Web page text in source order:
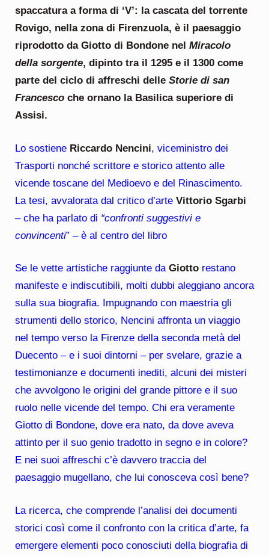
spaccatura a forma di ‘V’: la cascata del torrente
Rovigo, nella zona di Firenzuola, è il paesaggio
riprodotto da Giotto di Bondone nel Miracolo
della sorgente, dipinto tra il 1295 e il 1300 come
parte del ciclo di affreschi delle Storie di san
Francescoche ornano la Basilica superiore di
Assisi.
Lo sostiene Riccardo Nencini, viceministro dei
Trasporti nonché scrittore e storico attento alle
vicende toscane del Medioevo e del Rinascimento.
La tesi, avvalorata dal critico d’arte Vittorio Sgarbi
– che ha parlato di “confronti suggestivi e
convincenti” – è al centro del libro
Se le vette artistiche raggiunte da Giottorestano
manifeste e indiscutibili, molti dubbi aleggiano ancora
sulla sua biografia. Impugnando con maestria gli
strumenti dello storico, Nencini affronta un viaggio
nel tempo verso la Firenze della seconda metà del
Duecento – e i suoi dintorni – per svelare, grazie a
testimonianze e documenti inediti, alcuni dei misteri
che avvolgono le origini del grande pittore e il suo
ruolo nelle vicende del tempo. Chi era veramente
Giotto di Bondone, dove era nato, da dove aveva
attinto per il suo genio tradotto in segno e in colore?
E nei suoi affreschi c’è davvero traccia del
paesaggio mugellano, che lui conosceva così bene?
La ricerca, che comprende l’analisi dei documenti
storici così come il confronto con la critica d’arte, fa
emergere elementi poco conosciuti della biografia di